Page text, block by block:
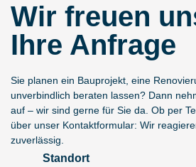
Wir freuen
Ihre Anfrage
Sie planen ein Bauprojekt, eine
unverbindlich beraten lassen? Dann
auf – wir sind gerne für Sie da. Ob per
über unser Kontaktformular: Wir
zuverlässig.
Standort